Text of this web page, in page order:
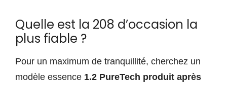
Quelle est la 208 d’occasion la
plus fiable ?
Pour un maximum de tranquillité, cherchez un
modèle essence 1.2 PureTech produit après